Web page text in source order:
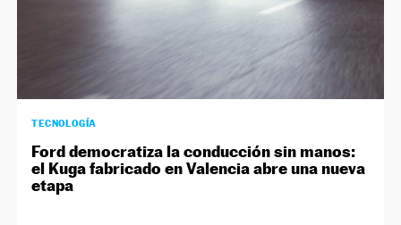
TECNOLOGÍA
Ford democratiza la conducción sin manos:
el Kuga fabricado en Valencia abre una nueva
etapa